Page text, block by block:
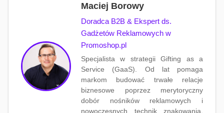
Maciej Borowy
Doradca B2B & Ekspert ds.
Gadżetów Reklamowych w
Promoshop.pl
Specjalista w strategii Gifting as a
Service (GaaS). Od lat pomaga
markom budować trwałe relacje
biznesowe poprzez merytoryczny
dobór nośników reklamowych i
nowoczesnych technik znakowania.